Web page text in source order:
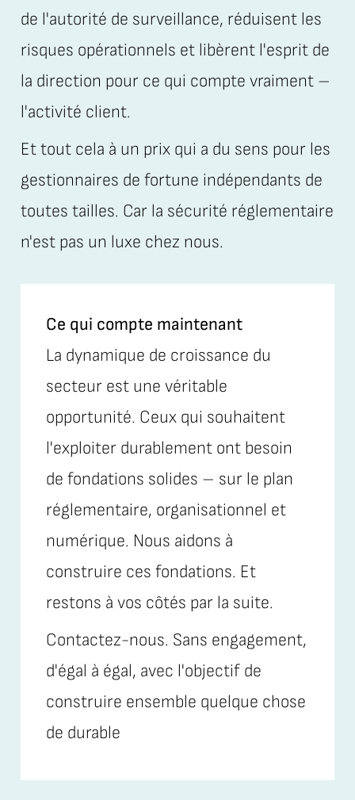
de l'autorité de surveillance, réduisent les
risques opérationnels et libèrent l'esprit de
la direction pour ce qui compte vraiment –
l'activité client.
Et tout cela à un prix qui a du sens pour les
gestionnaires de fortune indépendants de
toutes tailles. Car la sécurité réglementaire
n'est pas un luxe chez nous.
Ce qui compte maintenant
La dynamique de croissance du
secteur est une véritable
opportunité. Ceux qui souhaitent
l'exploiter durablement ont besoin
de fondations solides – sur le plan
réglementaire, organisationnel et
numérique. Nous aidons à
construire ces fondations. Et
restons à vos côtés par la suite.
Contactez-nous. Sans engagement,
d'égal à égal, avec l'objectif de
construire ensemble quelque chose
de durable